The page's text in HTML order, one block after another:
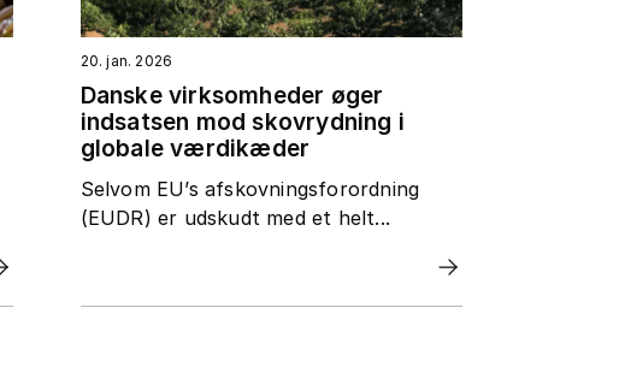
20. jan. 2026
Danske virksomheder øger
indsatsen mod skovrydning i
globale værdikæder
Selvom EU’s afskovningsforordning
(EUDR) er udskudt med et helt...